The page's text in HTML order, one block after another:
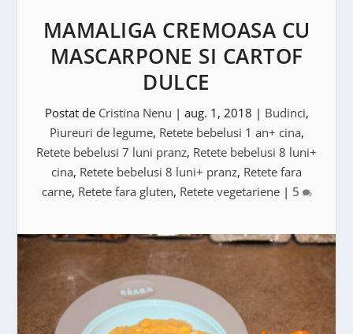
MAMALIGA CREMOASA CU
MASCARPONE SI CARTOF
DULCE
Postat de Cristina Nenu | aug. 1, 2018 | Budinci,
Piureuri de legume, Retete bebelusi 1 an+ cina,
Retete bebelusi 7 luni pranz, Retete bebelusi 8 luni+
cina, Retete bebelusi 8 luni+ pranz, Retete fara
carne, Retete fara gluten, Retete vegetariene| 5